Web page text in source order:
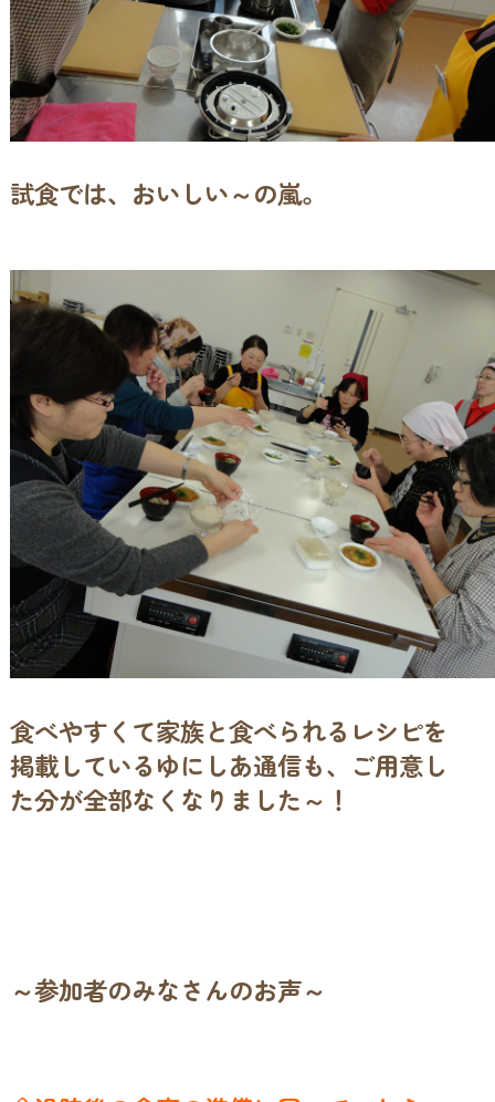
試食では、おいしい～の嵐。
食べやすくて家族と食べられるレシピを
掲載しているゆにしあ通信も、ご用意し
た分が全部なくなりました～！
～参加者のみなさんのお声～